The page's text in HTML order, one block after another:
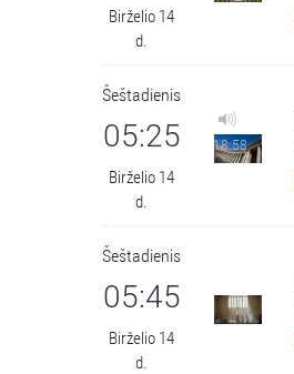
Birželio 14
d.
Šeštadienis
05:25
Birželio 14
d.
18:58
Šeštadienis
05:45
Birželio 14
d.